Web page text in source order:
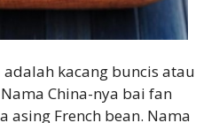
kacang buncis atau
China-nya bai fan
asing French bean. Nama